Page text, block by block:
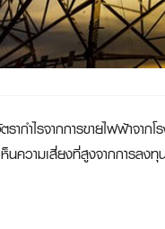
ากำไรจากการขายไฟฟ้าจา
นความเสี่ยงที่สูงจากการลง